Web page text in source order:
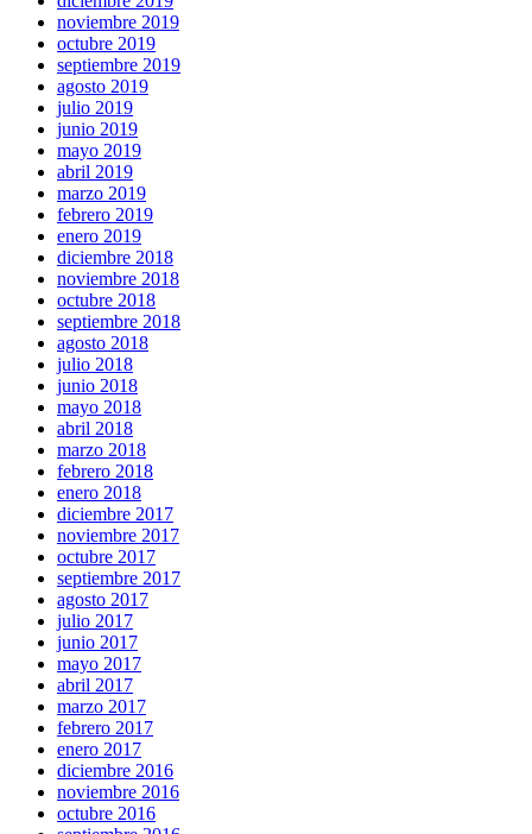
noviembre 2019
octubre 2019
septiembre 2019
agosto 2019
julio 2019
junio 2019
mayo 2019
abril 2019
marzo 2019
febrero 2019
enero 2019
diciembre 2018
noviembre 2018
octubre 2018
septiembre 2018
agosto 2018
julio 2018
junio 2018
mayo 2018
abril 2018
marzo 2018
febrero 2018
enero 2018
diciembre 2017
noviembre 2017
octubre 2017
septiembre 2017
agosto 2017
julio 2017
junio 2017
mayo 2017
abril 2017
marzo 2017
febrero 2017
enero 2017
diciembre 2016
noviembre 2016
octubre 2016